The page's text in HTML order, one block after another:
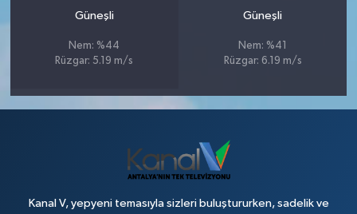
Güneşli
Nem: %44
Rüzgar: 5.19 m/s
Güneşli
Nem: %41
Rüzgar: 6.19 m/s
Kanal V, yepyeni temasıyla sizleri buluştururken, sadelik ve